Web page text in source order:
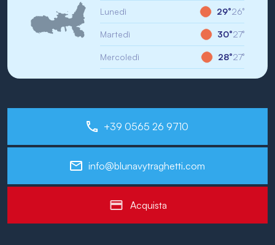
Lunedì 29°26°
Martedì 30°27°
Mercoledì 28°27°
+39 0565 26 9710
info@blunavytraghetti.com
Acquista